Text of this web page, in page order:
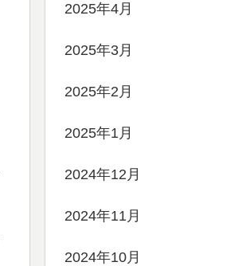
2025年4月
2025年3月
2025年2月
2025年1月
2024年12月
2024年11月
2024年10月